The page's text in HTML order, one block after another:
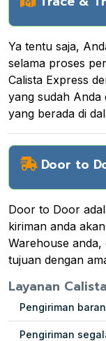
Ya tentu saja,
selama proses
Calista Express
yang sudah Anda
yang berada di
Door to
Door to Door
kiriman anda
Warehouse
tujuan dengan
Layanan
Pengiriman
Pengiriman